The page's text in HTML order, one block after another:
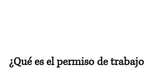
¿Qué es el permiso de trabajo